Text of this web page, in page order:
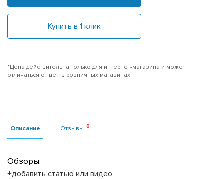
Купить в 1 клик
*Цена действительна только для интернет-магазина и может
отличаться от цен в розничных магазинах
Описание Отзывы
Обзоры:
+добавить статью или видео